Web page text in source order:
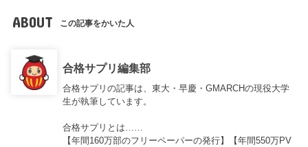
ABOUT この記事をかいた人
合格サプリ編集部
合格サプリの記事は、東大・早慶・GMARCHの現役大学
生が執筆しています。
合格サプリとは……
【年間160万部のフリーペーパーの発行】【年間550万PV